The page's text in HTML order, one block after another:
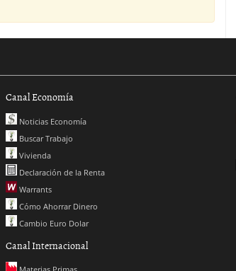
Canal Economía
Noticias Economía
Buscar Trabajo
Vivienda
Declaración de la Renta
Warrants
Cómo Ahorrar Dinero
Cambio Euro Dolar
Canal Internacional